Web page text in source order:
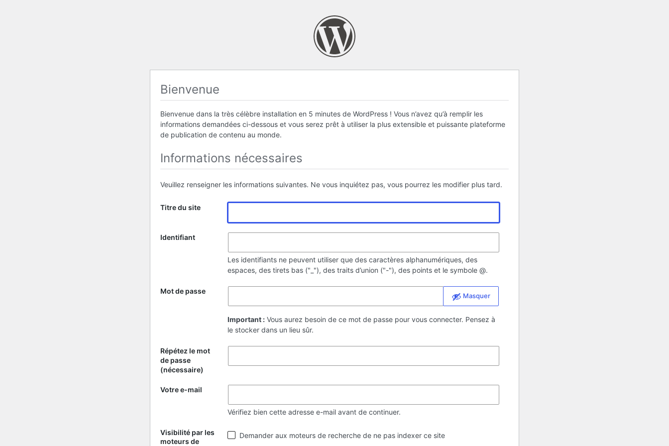
Bienvenue
Bienvenue dans la très célèbre installation en 5 minutes de WordPress ! Vous n’avez qu’à remplir les
informations demandées ci-dessous et vous serez prêt à utiliser la plus extensible et puissante plateforme
de publication de contenu au monde.
Informations nécessaires
Veuillez renseigner les informations suivantes. Ne vous inquiétez pas, vous pourrez les modifier plus tard.
Titre du site
Identifiant
Les identifiants ne peuvent utiliser que des caractères alphanumériques, des
espaces, des tirets bas ("_"), des traits d’union ("-"), des points et le symbole @.
Mot de passe
Masquer
Important : Vous aurez besoin de ce mot de passe pour vous connecter. Pensez à
le stocker dans un lieu sûr.
Répétez le mot
de passe
(nécessaire)
Votre e-mail
Vérifiez bien cette adresse e-mail avant de continuer.
Visibilité par les
moteurs de
Visibilité
par
Demander aux moteurs de recherche de ne pas indexer ce site